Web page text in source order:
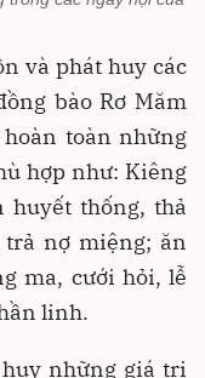
và phát huy các
bào Rơ Măm
toàn những
hợp như: Kiêng
huyết thống, thả
nợ miệng; ăn
ma, cưới hỏi, lễ
linh.
những giá trị